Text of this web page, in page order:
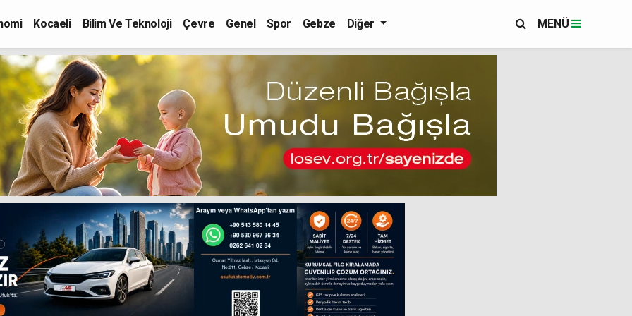
Kocaeli Bilim Ve Teknoloji Çevre Genel Spor Gebze Diğer MENÜ